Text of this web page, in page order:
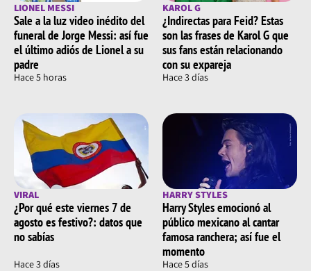
LIONEL MESSI
Sale a la luz video inédito del
funeral de Jorge Messi: así fue
el último adiós de Lionel a su
padre
Hace 5 horas
KAROL G
¿Indirectas para Feid? Estas
son las frases de Karol G que
sus fans están relacionando
con su expareja
Hace 3 días
VIRAL
¿Por qué este viernes 7 de
agosto es festivo?: datos que
no sabías
Hace 3 días
HARRY STYLES
Harry Styles emocionó al
público mexicano al cantar
famosa ranchera; así fue el
momento
Hace 5 días